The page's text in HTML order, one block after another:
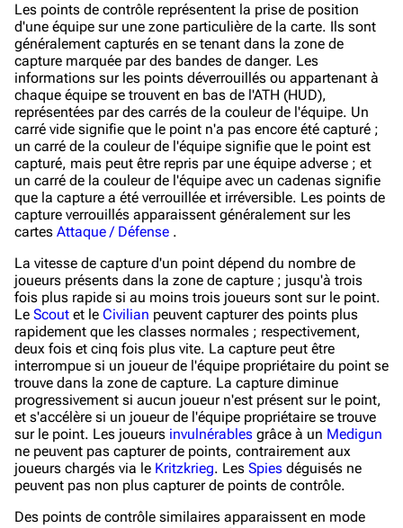
Les points de contrôle représentent la prise de position
d'une équipe sur une zone particulière de la carte. Ils sont
généralement capturés en se tenant dans la zone de
capture marquée par des bandes de danger. Les
informations sur les points déverrouillés ou appartenant à
chaque équipe se trouvent en bas de l'ATH (HUD),
représentées par des carrés de la couleur de l'équipe. Un
carré vide signifie que le point n'a pas encore été capturé ;
un carré de la couleur de l'équipe signifie que le point est
capturé, mais peut être repris par une équipe adverse ; et
un carré de la couleur de l'équipe avec un cadenas signifie
que la capture a été verrouillée et irréversible. Les points de
capture verrouillés apparaissent généralement sur les
cartes Attaque / Défense .
La vitesse de capture d'un point dépend du nombre de
joueurs présents dans la zone de capture ; jusqu'à trois
fois plus rapide si au moins trois joueurs sont sur le point.
Le Scout et le Civilian peuvent capturer des points plus
rapidement que les classes normales ; respectivement,
deux fois et cinq fois plus vite. La capture peut être
interrompue si un joueur de l'équipe propriétaire du point se
trouve dans la zone de capture. La capture diminue
progressivement si aucun joueur n'est présent sur le point,
et s'accélère si un joueur de l'équipe propriétaire se trouve
sur le point. Les joueurs invulnérables grâce à un Medigun
ne peuvent pas capturer de points, contrairement aux
joueurs chargés via le Kritzkrieg. Les Spies déguisés ne
peuvent pas non plus capturer de points de contrôle.
Des points de contrôle similaires apparaissent en mode